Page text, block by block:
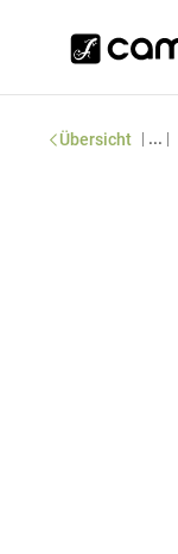
Übersicht | ... |